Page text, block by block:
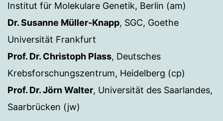
Institut für Molekulare Genetik, Berlin (am)
Dr. Susanne Müller-Knapp, SGC, Goethe
Universität Frankfurt
Prof. Dr. Christoph Plass, Deutsches
Krebsforschungszentrum, Heidelberg (cp)
Prof. Dr. Jörn Walter, Universität des Saarlandes,
Saarbrücken (jw)